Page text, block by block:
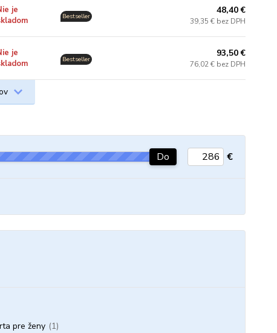
je
Bestseller
48,40 €
39,35 € bez DPH
je
Bestseller
93,50 €
76,02 € bez DPH
Do €
pre ženy (1)